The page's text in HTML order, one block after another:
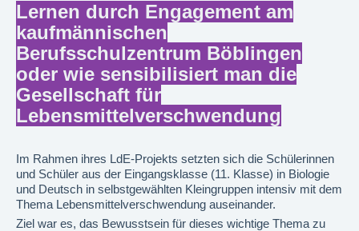
Lernen durch Engagement am
kaufmännischen
Berufsschulzentrum Böblingen
oder wie sensibilisiert man die
Gesellschaft für
Lebensmittelverschwendung
Im Rahmen ihres LdE-Projekts setzten sich die Schülerinnen
und Schüler aus der Eingangsklasse (11. Klasse) in Biologie
und Deutsch in selbstgewählten Kleingruppen intensiv mit dem
Thema Lebensmittelverschwendung auseinander.
Ziel war es, das Bewusstsein für dieses wichtige Thema zu